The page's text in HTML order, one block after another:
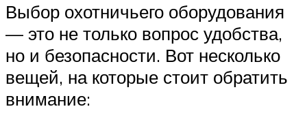
Выбор охотничьего оборудования
— это не только вопрос удобства,
но и безопасности. Вот несколько
вещей, на которые стоит обратить
внимание: